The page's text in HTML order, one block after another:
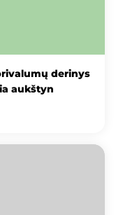
derinys
aukštyn